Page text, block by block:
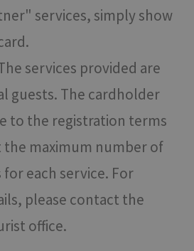
services, simply show
services provided are
guests. The cardholder
to the registration terms
the maximum number of
each service. For
please contact the
office.